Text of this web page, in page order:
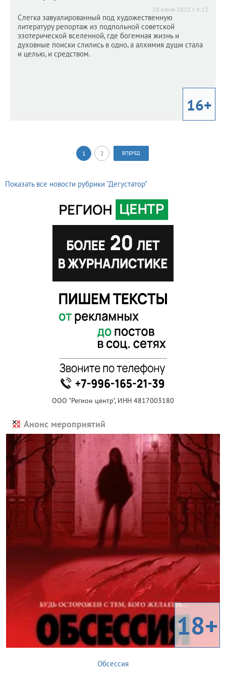
28 июня 2022 г. 9:13
Слегка завуалированный под художественную
литературу репортаж из подпольной советской
эзотерической вселенной, где богемная жизнь и
духовные поиски слились в одно, а алхимия души стала
и целью, и средством.
16+
1 2 ВПЕРЕД
Показать все новости рубрики "Дегустатор"
ООО "Регион центр", ИНН 4817003180
Анонс мероприятий
18+
Обсессия